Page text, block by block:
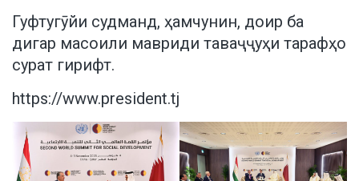
Гуфтугӯйи судманд, ҳамчунин, доир ба
дигар масоили мавриди таваҷҷуҳи тарафҳо
сурат гирифт.
https://www.president.tj